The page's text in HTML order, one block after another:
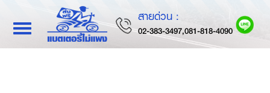
Toggle
navigation
สายด่วน :
02-383-3497,081-818-4090